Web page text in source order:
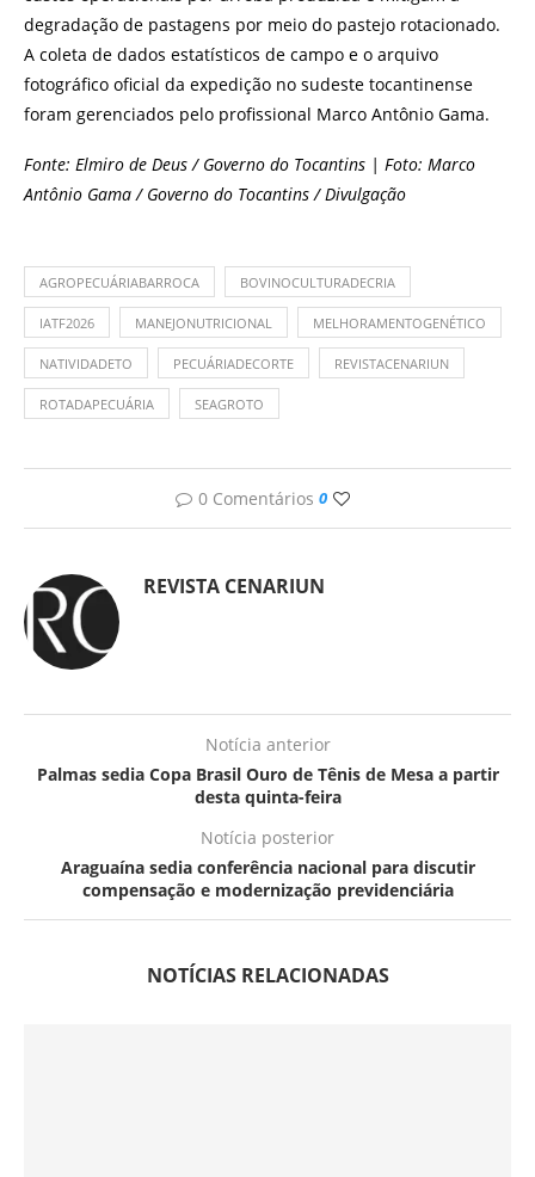
degradação de pastagens por meio do pastejo rotacionado.
A coleta de dados estatísticos de campo e o arquivo
fotográfico oficial da expedição no sudeste tocantinense
foram gerenciados pelo profissional Marco Antônio Gama.
Fonte: Elmiro de Deus / Governo do Tocantins | Foto: Marco
Antônio Gama / Governo do Tocantins / Divulgação
AGROPECUÁRIABARROCA BOVINOCULTURADECRIA
IATF2026 MANEJONUTRICIONAL MELHORAMENTOGENÉTICO
NATIVIDADETO PECUÁRIADECORTE REVISTACENARIUN
ROTADAPECUÁRIA SEAGROTO
0 Comentários 0
REVISTA CENARIUN
Notícia anterior
Palmas sedia Copa Brasil Ouro de Tênis de Mesa a partir
desta quinta-feira
Notícia posterior
Araguaína sedia conferência nacional para discutir
compensação e modernização previdenciária
NOTÍCIAS RELACIONADAS